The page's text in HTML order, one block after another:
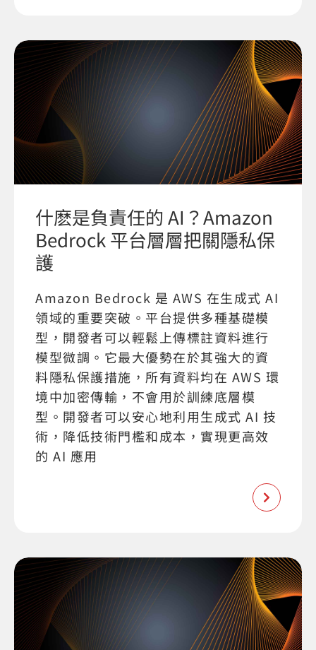
什麽是負責任的 AI？Amazon
Bedrock 平台層層把關隱私保
護
Amazon Bedrock 是 AWS 在生成式 AI
領域的重要突破。平台提供多種基礎模
型，開發者可以輕鬆上傳標註資料進行
模型微調。它最大優勢在於其強大的資
料隱私保護措施，所有資料均在 AWS 環
境中加密傳輸，不會用於訓練底層模
型。開發者可以安心地利用生成式 AI 技
術，降低技術門檻和成本，實現更高效
的 AI 應用